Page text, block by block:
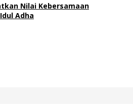
Nilai Kebersamaan
Adha